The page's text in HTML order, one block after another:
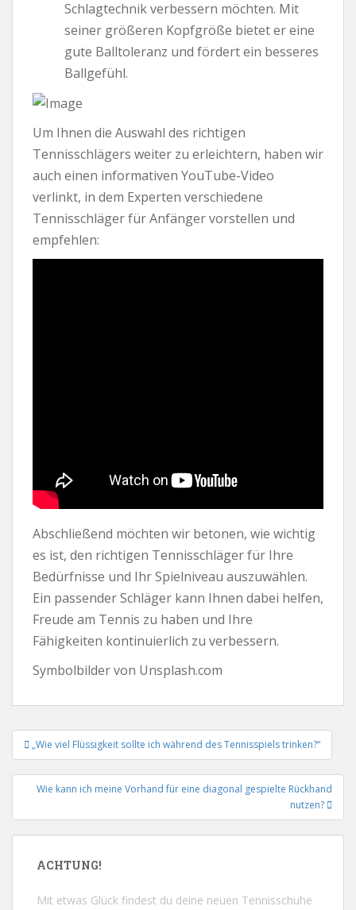
Schlagtechnik verbessern möchten. Mit
seiner größeren Kopfgröße bietet er eine
gute Balltoleranz und fördert ein besseres
Ballgefühl.
Um Ihnen die Auswahl des richtigen
Tennisschlägers weiter zu erleichtern, haben wir
auch einen informativen YouTube-Video
verlinkt, in dem Experten verschiedene
Tennisschläger für Anfänger vorstellen und
empfehlen:
Abschließend möchten wir betonen, wie wichtig
es ist, den richtigen Tennisschläger für Ihre
Bedürfnisse und Ihr Spielniveau auszuwählen.
Ein passender Schläger kann Ihnen dabei helfen,
Freude am Tennis zu haben und Ihre
Fähigkeiten kontinuierlich zu verbessern.
Symbolbilder von Unsplash.com
Beitrags-
Navigation
„Wie viel Flüssigkeit sollte ich während des Tennisspiels trinken?“
Wie kann ich meine Vorhand für eine diagonal gespielte Rückhand
nutzen?
ACHTUNG!
Mit etwas Glück findest du deine neuen Tennisschuhe